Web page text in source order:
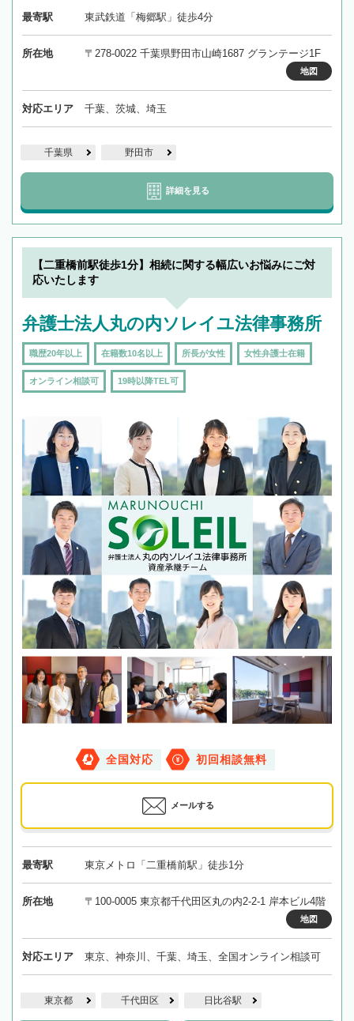
最寄駅 東武鉄道「梅郷駅」徒歩4分
所在地 〒278-0022 千葉県野田市山崎1687 グランテージ1F
地図
対応エリア 千葉、茨城、埼玉
千葉県 野田市
詳細を見る
【二重橋前駅徒歩1分】相続に関する幅広いお悩みにご対
応いたします
弁護士法人丸の内ソレイユ法律事務所
職歴20年以上 在籍数10名以上 所長が女性 女性弁護士在籍
オンライン相談可 19時以降TEL可
全国対応 初回相談無料
メールする
最寄駅 東京メトロ「二重橋前駅」徒歩1分
所在地 〒100-0005 東京都千代田区丸の内2-2-1 岸本ビル4階
地図
対応エリア 東京、神奈川、千葉、埼玉、全国オンライン相談可
東京都 千代田区 日比谷駅